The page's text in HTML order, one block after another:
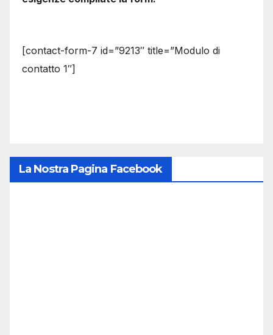
[contact-form-7 id=”9213″ title=”Modulo di
contatto 1″]
La Nostra Pagina Facebook